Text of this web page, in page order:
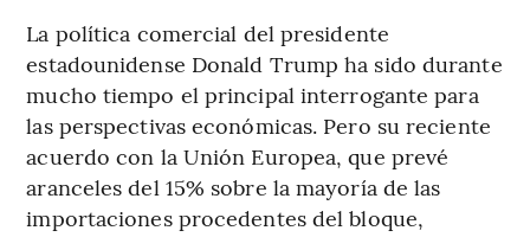
La política comercial del presidente
estadounidense Donald Trump ha sido durante
mucho tiempo el principal interrogante para
las perspectivas económicas. Pero su reciente
acuerdo con la Unión Europea, que prevé
aranceles del 15% sobre la mayoría de las
importaciones procedentes del bloque,